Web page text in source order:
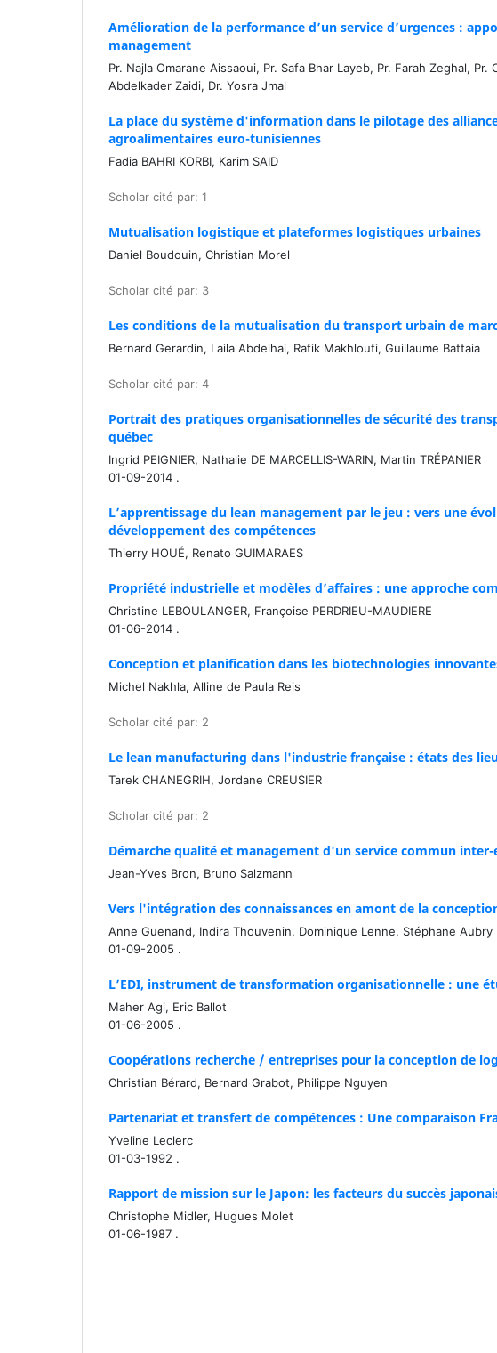
Amélioration de la performance d’un service d’urgences :
management
Pr. Najla Omarane Aissaoui, Pr. Safa Bhar Layeb, Pr. Farah Zeghal,
Abdelkader Zaidi, Dr. Yosra Jmal
La place du système d'information dans le pilotage des
agroalimentaires euro-tunisiennes
Fadia BAHRI KORBI, Karim SAID
Scholar cité par: 1
Mutualisation logistique et plateformes logistiques urbaines
Daniel Boudouin, Christian Morel
Scholar cité par: 3
Les conditions de la mutualisation du transport urbain de
Bernard Gerardin, Laila Abdelhai, Rafik Makhloufi, Guillaume Battaia
Scholar cité par: 4
Portrait des pratiques organisationnelles de sécurité des
québec
Ingrid PEIGNIER, Nathalie DE MARCELLIS-WARIN, Martin TRÉPANIER
01-09-2014 .
L’apprentissage du lean management par le jeu : vers une
développement des compétences
Thierry HOUÉ, Renato GUIMARAES
Propriété industrielle et modèles d’affaires : une approche
Christine LEBOULANGER, Françoise PERDRIEU-MAUDIERE
01-06-2014 .
Conception et planification dans les biotechnologies
Michel Nakhla, Alline de Paula Reis
Scholar cité par: 2
Le lean manufacturing dans l'industrie française : états des
Tarek CHANEGRIH, Jordane CREUSIER
Scholar cité par: 2
Démarche qualité et management d'un service commun
Jean-Yves Bron, Bruno Salzmann
Vers l'intégration des connaissances en amont de la
Anne Guenand, Indira Thouvenin, Dominique Lenne, Stéphane Aubry
01-09-2005 .
L’EDI, instrument de transformation organisationnelle : une
Maher Agi, Eric Ballot
01-06-2005 .
Coopérations recherche / entreprises pour la conception de
Christian Bérard, Bernard Grabot, Philippe Nguyen
Partenariat et transfert de compétences : Une comparaison
Yveline Leclerc
01-03-1992 .
Rapport de mission sur le Japon: les facteurs du succès
Christophe Midler, Hugues Molet
01-06-1987 .